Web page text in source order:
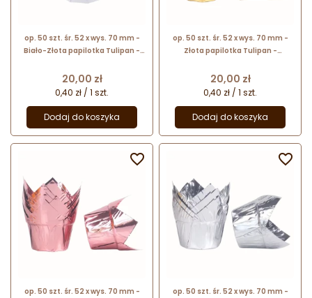
op. 50 szt. śr. 52 x wys. 70 mm -
Biało-Złota papilotka Tulipan -
aluminiową do wypieku muffinek
Cena
20,00 zł
0,40 zł / 1 szt.
Dodaj do koszyka
op. 50 szt. śr. 52 x wys. 70 mm -
Złota papilotka Tulipan -
aluminiową do wypieku muffinek
Cena
20,00 zł
0,40 zł / 1 szt.
Dodaj do koszyka
op. 50 szt. śr. 52 x wys. 70 mm -

op. 50 szt. śr. 52 x wys. 70 mm -
